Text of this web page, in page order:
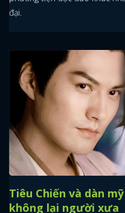
đại.
Tiêu Chiến và dàn
không lại người xưa